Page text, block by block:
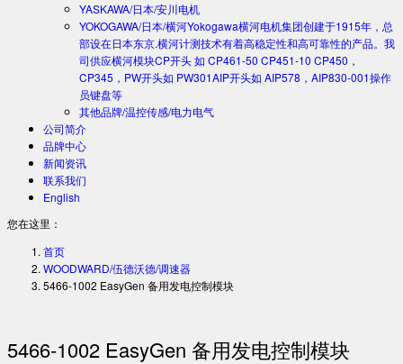
YASKAWA/日本/安川电机
YOKOGAWA/日本/横河Yokogawa横河电机集团创建于1915年，总
部设在日本东京.横河计测技术有着高稳定性和高可靠性的产品。我
司供应横河模块CP开头 如 CP461-50 CP451-10 CP450，
CP345，PW开头如 PW301AIP开头如 AIP578，AIP830-001操作
员键盘等
其他品牌/温控传感/电力电气
公司简介
品牌中心
新闻资讯
联系我们
English
您在这里：
首页
WOODWARD/伍德沃德/调速器
5466-1002 EasyGen 备用发电控制模块​
5466-1002 EasyGen 备用发电控制模块​